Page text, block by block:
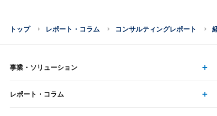
トップ レポート・コラム コンサルティングレポート
事業・ソリューション
事業・ソリューション トップ
レポート・コラム